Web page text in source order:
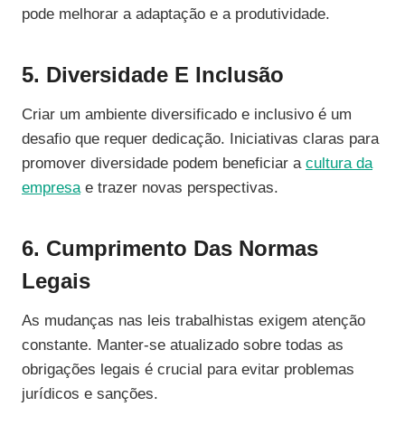
pode melhorar a adaptação e a produtividade.
5. Diversidade E Inclusão
Criar um ambiente diversificado e inclusivo é um
desafio que requer dedicação. Iniciativas claras para
promover diversidade podem beneficiar a cultura da
empresae trazer novas perspectivas.
6. Cumprimento Das Normas
Legais
As mudanças nas leis trabalhistas exigem atenção
constante. Manter-se atualizado sobre todas as
obrigações legais é crucial para evitar problemas
jurídicos e sanções.